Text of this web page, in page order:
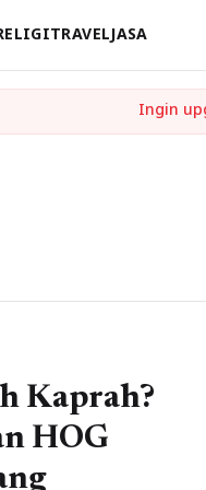
TRAVELJASA
Kaprah?
HOG